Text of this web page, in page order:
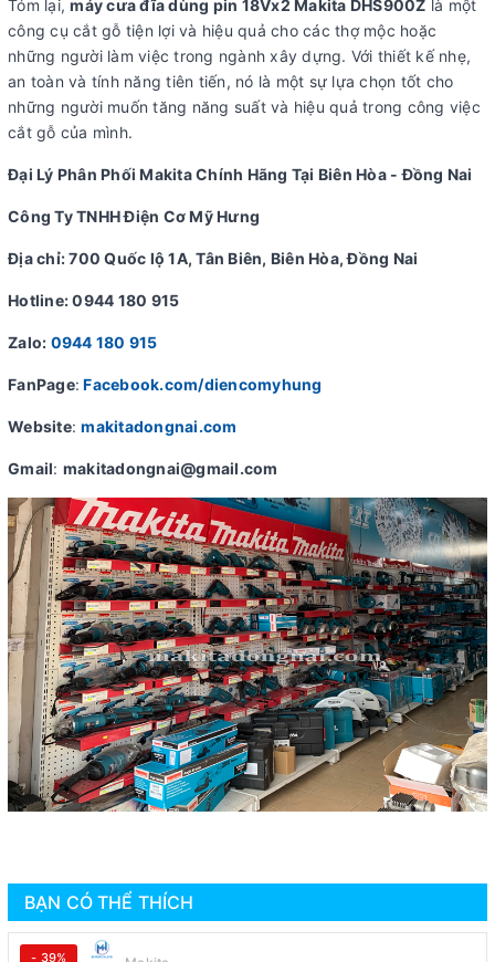
Tóm lại,máy cưa đĩa dùng pin 18Vx2 Makita DHS900Z là một
công cụ cắt gỗ tiện lợi và hiệu quả cho các thợ mộc hoặc
những người làm việc trong ngành xây dựng. Với thiết kế nhẹ,
an toàn và tính năng tiên tiến, nó là một sự lựa chọn tốt cho
những người muốn tăng năng suất và hiệu quả trong công việc
cắt gỗ của mình.
Đại Lý Phân Phối Makita Chính Hãng Tại Biên Hòa - Đồng Nai
Công Ty TNHH Điện Cơ Mỹ Hưng
Địa chỉ: 700 Quốc lộ 1A, Tân Biên, Biên Hòa, Đồng Nai
Hotline: 0944 180 915
Zalo: 0944 180 915
FanPage: Facebook.com/diencomyhung
Website:makitadongnai.com
Gmail: makitadongnai@gmail.com
BẠN CÓ THỂ THÍCH
- 39%